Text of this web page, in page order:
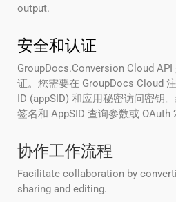
output.
安全和认证
GroupDocs.Conversion Cloud
证。您需要在 GroupDocs Cloud
ID (appSID) 和应用秘密访问密钥
签名和 AppSID 查询参数或 OAuth
协作工作流程
Facilitate collaboration by
sharing and editing.